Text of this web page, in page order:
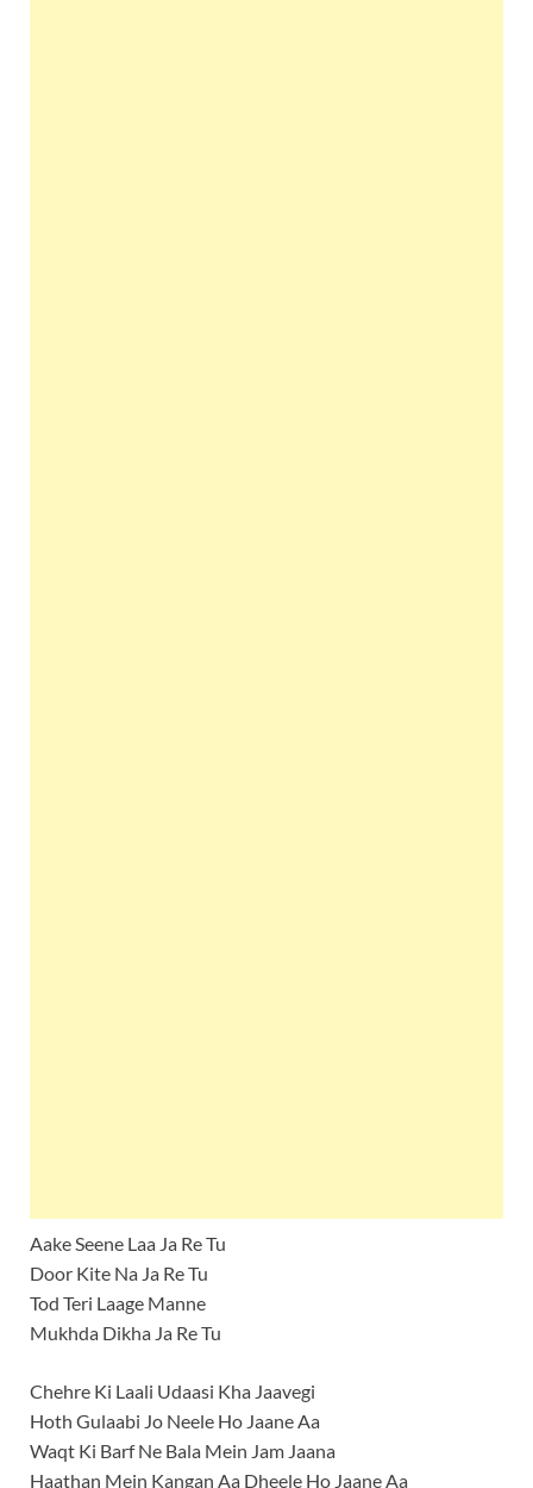
Aake Seene Laa Ja Re Tu
Door Kite Na Ja Re Tu
Tod Teri Laage Manne
Mukhda Dikha Ja Re Tu
Chehre Ki Laali Udaasi Kha Jaavegi
Hoth Gulaabi Jo Neele Ho Jaane Aa
Waqt Ki Barf Ne Bala Mein Jam Jaana
Haathan Mein Kangan Aa Dheele Ho Jaane Aa